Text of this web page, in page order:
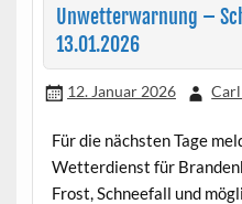
Unwetterwarnung –
13.01.2026
12. Januar 2026
Für die nächsten Tage
Wetterdienst für
Frost, Schneefall und